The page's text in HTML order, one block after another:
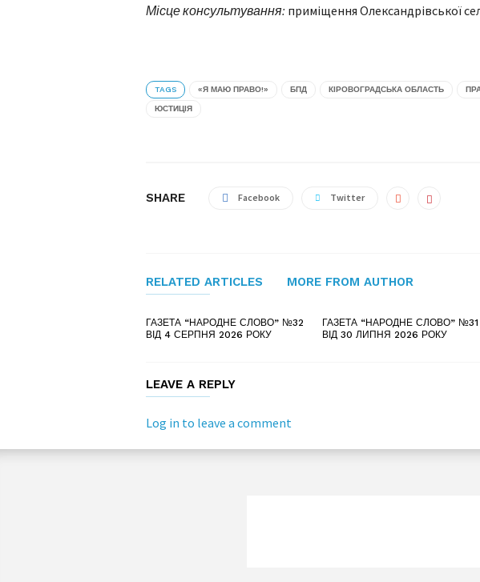
Місце консультування: приміщення Олександрівської
TAGS «Я МАЮ ПРАВО!» БПД КІРОВОГРАДСЬКА ОБЛАСТЬ
ЮСТИЦІЯ
SHARE Facebook Twitter
RELATED ARTICLES MORE FROM AUTHOR
ГАЗЕТА “НАРОДНЕ СЛОВО” №32
ВІД 4 СЕРПНЯ 2026 РОКУ
ГАЗЕТА “НАРОДНЕ СЛОВО” №31
ВІД 30 ЛИПНЯ 2026 РОКУ
LEAVE A REPLY
Log in to leave a comment